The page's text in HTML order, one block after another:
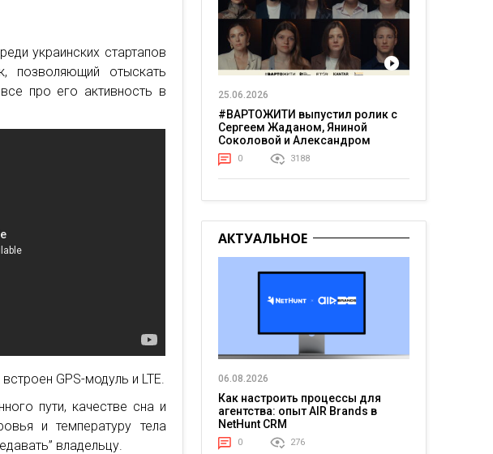
украинских стартапов
позволяющий отыскать
про его активность в
GPS-модуль и LTE.
пути, качестве сна и
и температуру тела
владельцу.
25.06.2026
#ВАРТОЖИТИ выпустил ролик с
Сергеем Жаданом, Яниной
Соколовой и Александром
Тереном о жизни в постоянном
напряжении
0 3188
АКТУАЛЬНОЕ
06.08.2026
Как настроить процессы для
агентства: опыт AIR Brands в
NetHunt CRM
0 276